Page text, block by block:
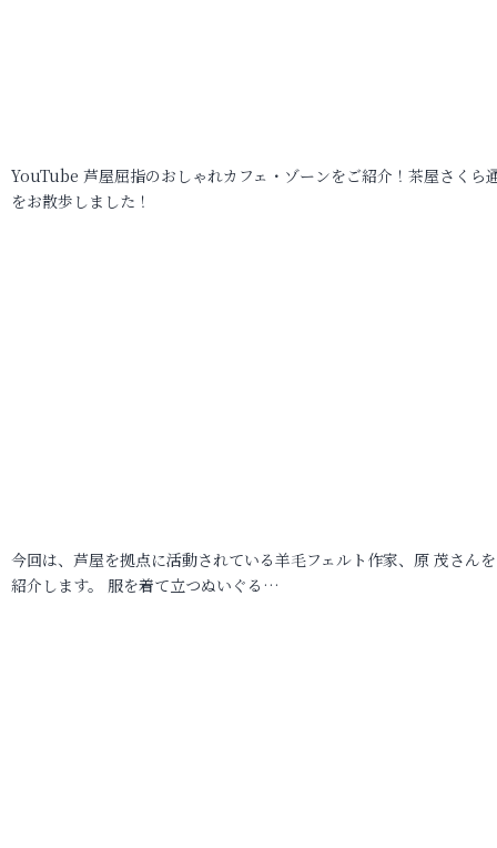
YouTube 芦屋屈指のおしゃれカフェ・ゾーンをご紹介！茶屋さくら
をお散歩しました！
今回は、芦屋を拠点に活動されている羊毛フェルト作家、原 茂さん
紹介します。 服を着て立つぬいぐる…